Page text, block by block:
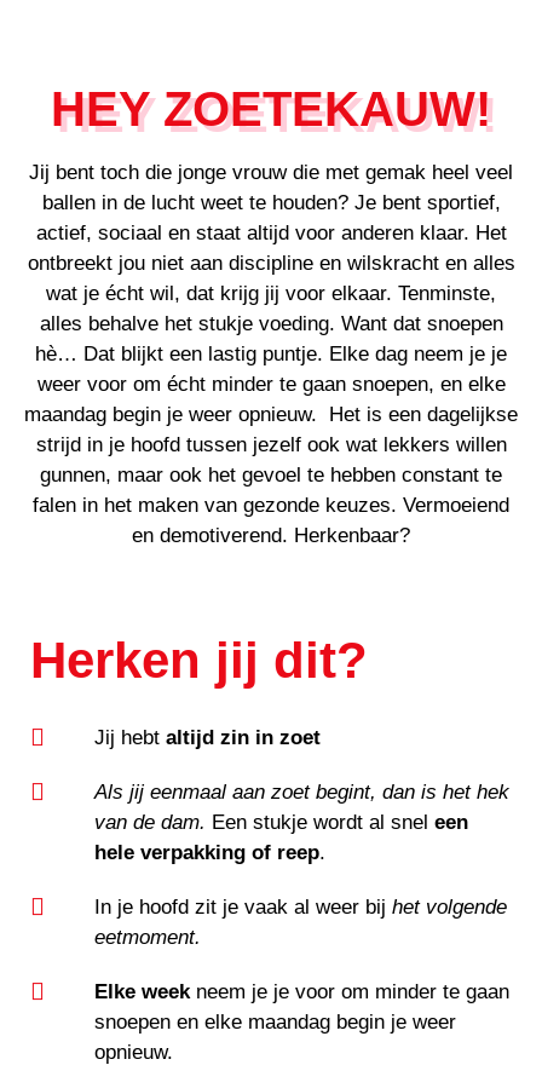
HEY ZOETEKAUW!
Jij bent toch die jonge vrouw die met gemak heel veel
ballen in de lucht weet te houden? Je bent sportief,
actief, sociaal en staat altijd voor anderen klaar. Het
ontbreekt jou niet aan discipline en wilskracht en alles
wat je écht wil, dat krijg jij voor elkaar. Tenminste,
alles behalve het stukje voeding. Want dat snoepen
hè… Dat blijkt een lastig puntje. Elke dag neem je je
weer voor om écht minder te gaan snoepen, en elke
maandag begin je weer opnieuw. Het is een dagelijkse
strijd in je hoofd tussen jezelf ook wat lekkers willen
gunnen, maar ook het gevoel te hebben constant te
falen in het maken van gezonde keuzes. Vermoeiend
en demotiverend. Herkenbaar?
Herken jij dit?
Jij hebt altijd zin in zoet
Als jij eenmaal aan zoet begint, dan is het hek
van de dam. Een stukje wordt al snel een
hele verpakking of reep.
In je hoofd zit je vaak al weer bij het volgende
eetmoment.
Elke weekneem je je voor om minder te gaan
snoepen en elke maandag begin je weer
opnieuw.